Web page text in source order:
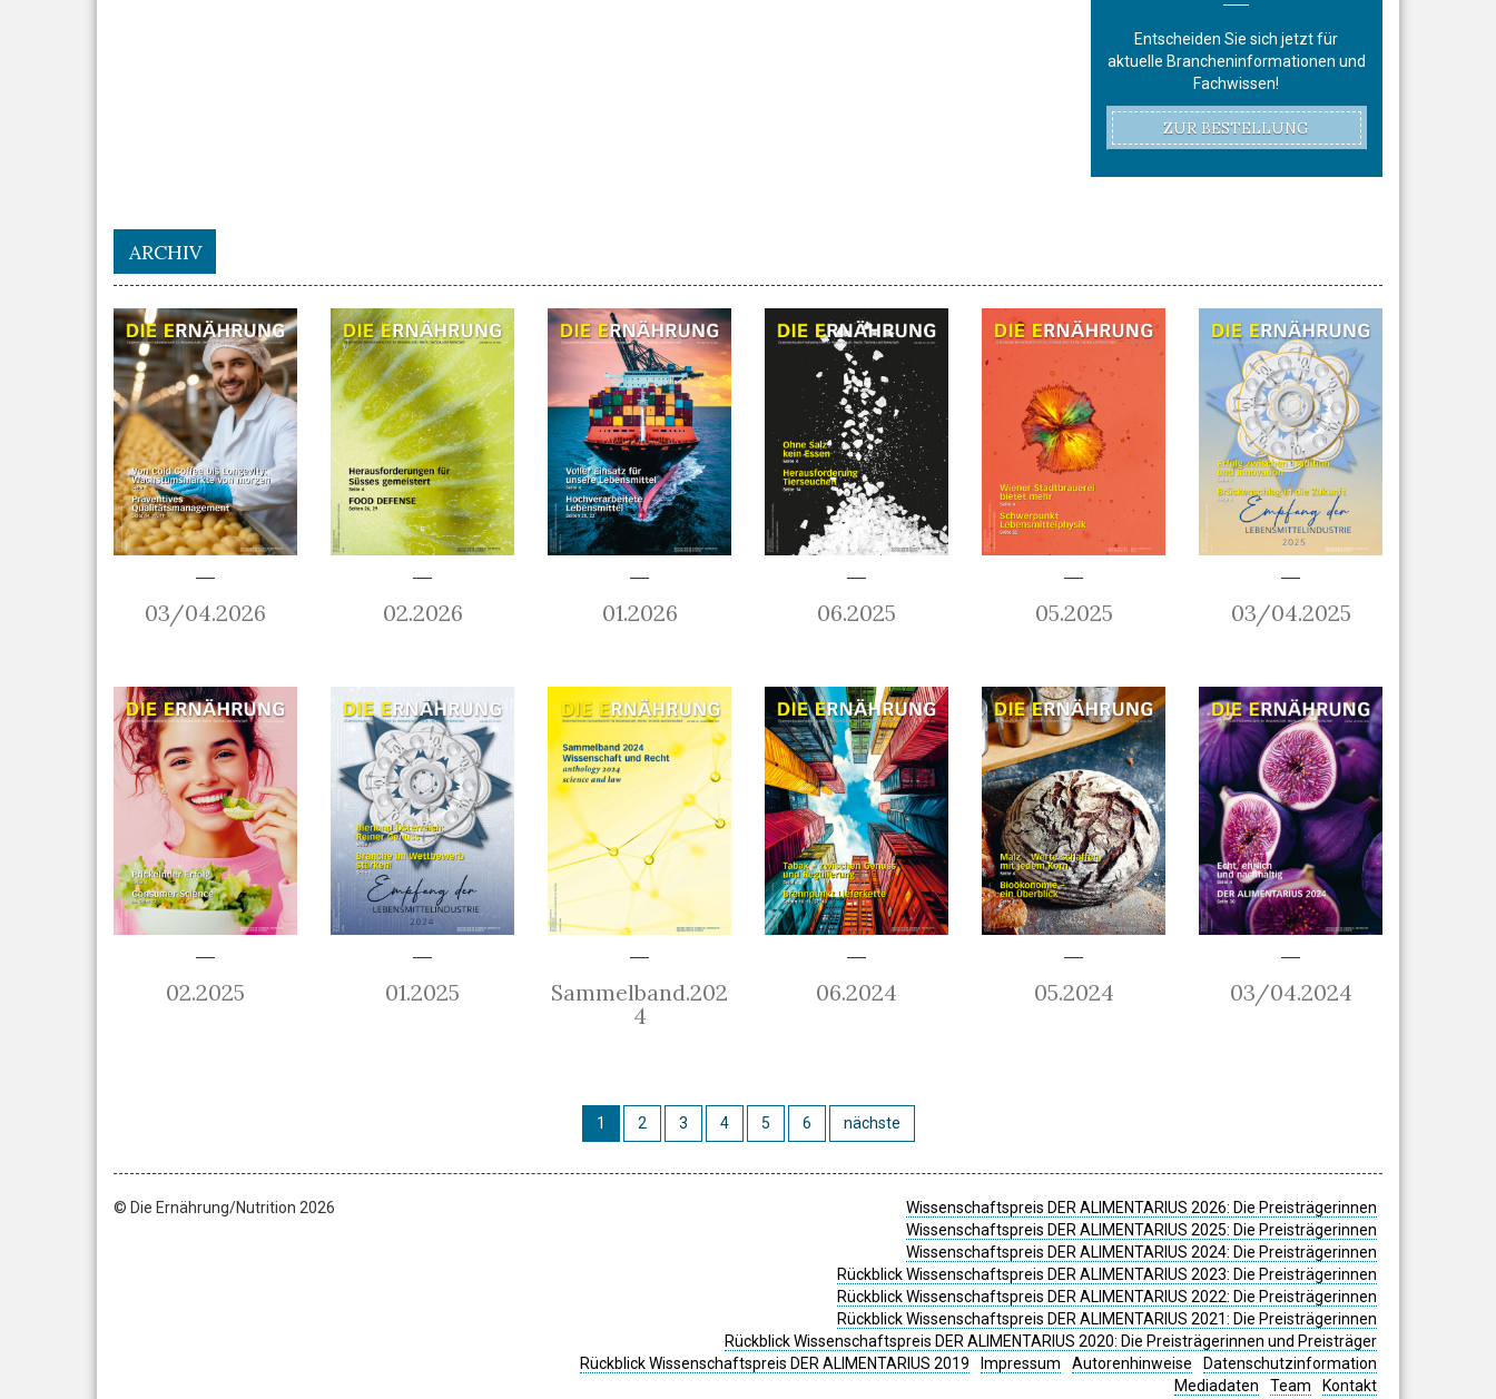
Entscheiden Sie sich jetzt für
aktuelle Brancheninformationen und
Fachwissen!
ZUR BESTELLUNG
ARCHIV
03/04.2026 02.2026 01.2026 06.2025 05.2025 03/04.2025
02.2025 01.2025
Sammelband.202
4
06.2024 05.2024 03/04.2024
1 2 3 4 5 6 nächste
© Die Ernährung/Nutrition 2026
Wissenschaftspreis DER ALIMENTARIUS 2026: Die Preisträgerinnen
Wissenschaftspreis DER ALIMENTARIUS 2025: Die Preisträgerinnen
Wissenschaftspreis DER ALIMENTARIUS 2024: Die Preisträgerinnen
Rückblick Wissenschaftspreis DER ALIMENTARIUS 2023: Die Preisträgerinnen
Rückblick Wissenschaftspreis DER ALIMENTARIUS 2022: Die Preisträgerinnen
Rückblick Wissenschaftspreis DER ALIMENTARIUS 2021: Die Preisträgerinnen
Rückblick Wissenschaftspreis DER ALIMENTARIUS 2020: Die Preisträgerinnen und Preisträger
Rückblick Wissenschaftspreis DER ALIMENTARIUS 2019
Impressum Autorenhinweise
Datenschutzinformation
Mediadaten
Team Kontakt